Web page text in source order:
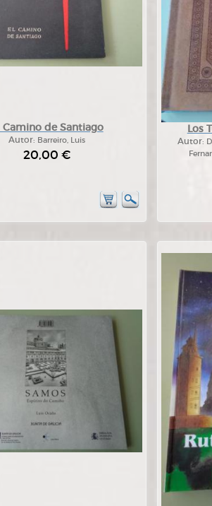
Camino de Santiago
Autor: Barreiro, Luis
20,00 €
Los
Autor: